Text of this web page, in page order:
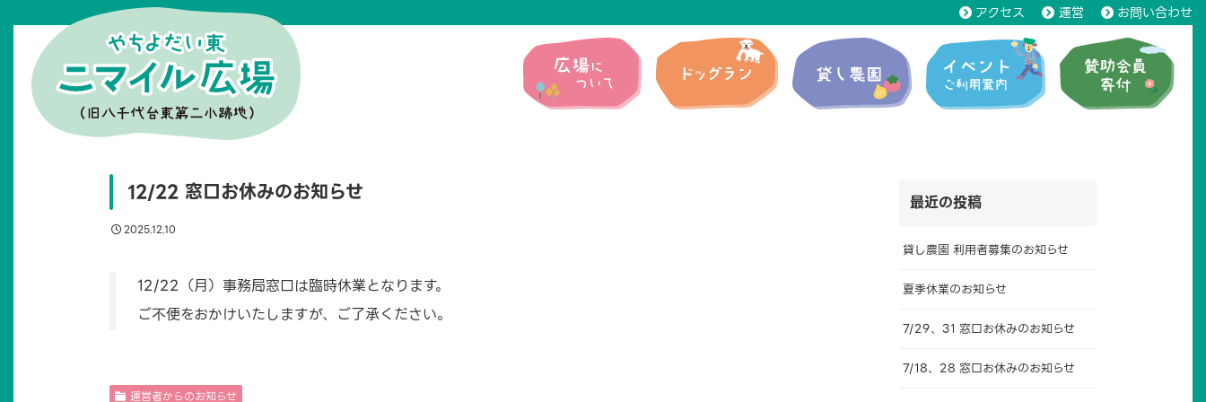
アクセス 運営 お問い合わせ
12/22 窓口お休みのお知らせ
2025.12.10
12/22（月）事務局窓口は臨時休業となります。
ご不便をおかけいたしますが、ご了承ください。
運営者からのお知らせ
最近の投稿
貸し農園 利用者募集のお知らせ
夏季休業のお知らせ
7/29、31 窓口お休みのお知らせ
7/18、28 窓口お休みのお知らせ